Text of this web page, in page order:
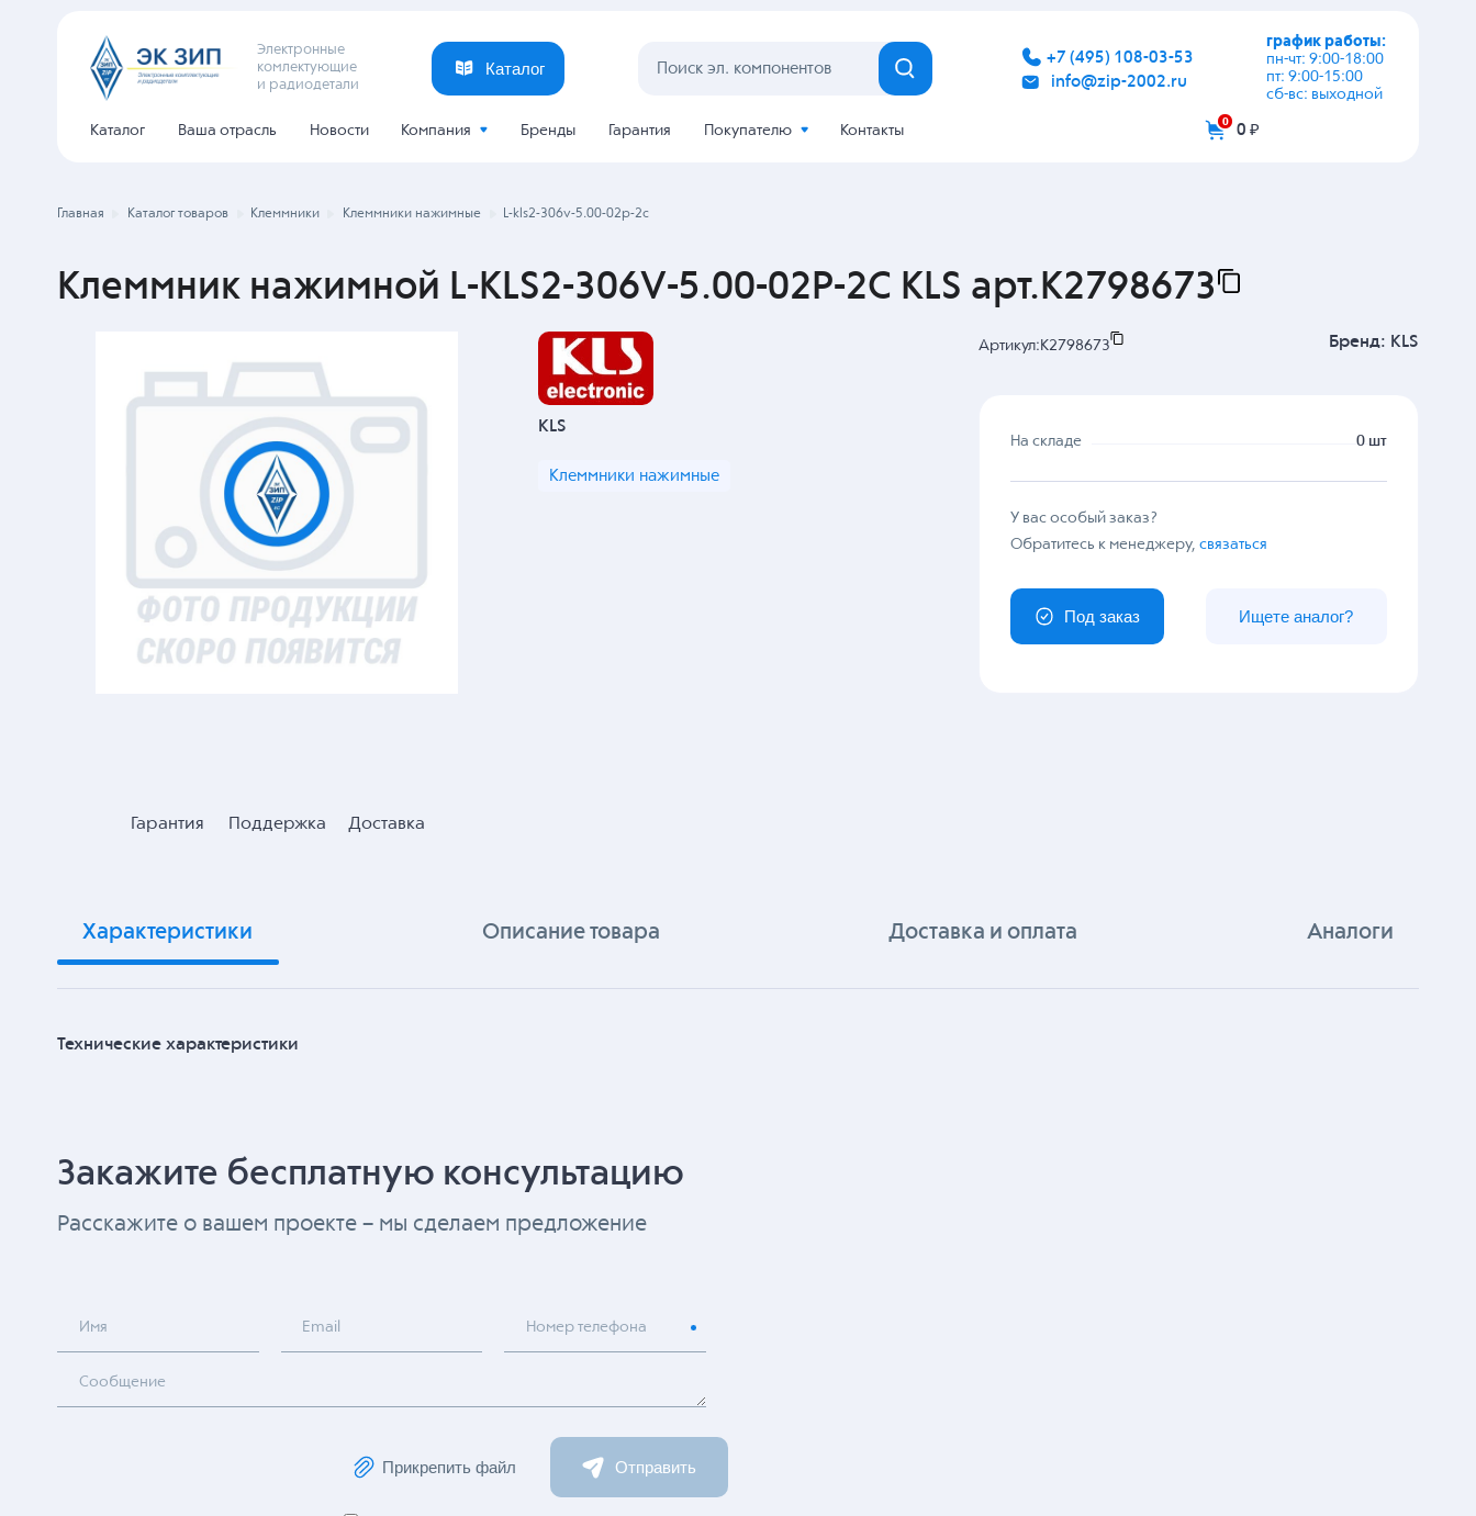
Электронные
комлектующие
и радиодетали
Каталог
+7 (495) 108-03-53
info@zip-2002.ru
график работы:
пн-чт: 9:00-18:00
пт: 9:00-15:00
сб-вс: выходной
Каталог Ваша отрасль Новости Компания Бренды Гарантия Покупателю Контакты
0 0 ₽
Главная Каталог товаров Клеммники Клеммники нажимные L-kls2-306v-5.00-02p-2c
Клеммник нажимной L-KLS2-306V-5.00-02P-2C KLS арт.K2798673
Гарантия Поддержка Доставка
KLS
Клеммники нажимные
Артикул: K2798673 Бренд: KLS
На складе 0 шт
У вас особый заказ?
Обратитесь к менеджеру,связаться
Под заказ Ищете аналог?
Характеристики Описание товара Доставка и оплата Аналоги
Технические характеристики
Закажите бесплатную консультацию
Расскажите о вашем проекте – мы сделаем предложение
Имя Email Номер телефона
Сообщение
Прикрепить файл Отправить